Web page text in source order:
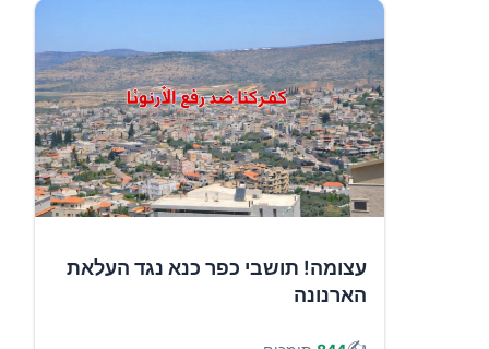
עצומה! תושבי כפר כנא נגד העלאת
הארנונה